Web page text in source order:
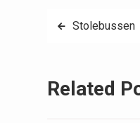
Stolebussen
Related